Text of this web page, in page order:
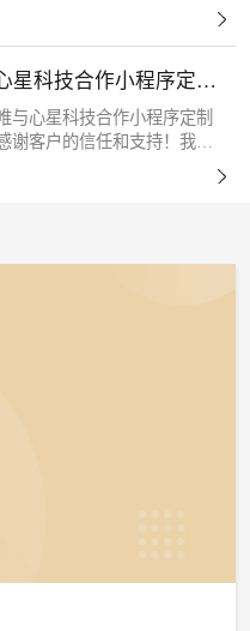
关于新财智湖南新财智文化
成立以来...
星科技合作小程序定制
与心星科技合作小程序定制
谢客户的信任和支持！我们
，深度挖掘客户需求，打磨